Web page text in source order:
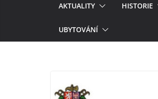
AKTUALITY HISTORIE
UBYTOVÁNÍ